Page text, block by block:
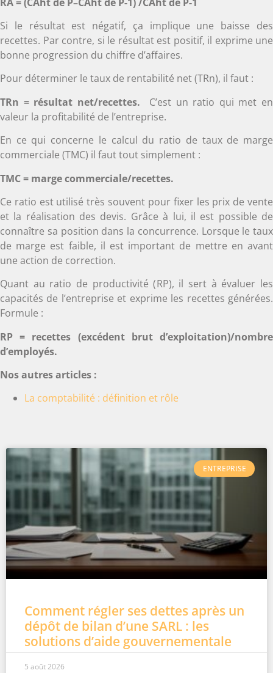
Si le résultat est négatif, ça implique une baisse des
recettes. Par contre, si le résultat est positif, il exprime une
bonne progression du chiffre d’affaires.
Pour déterminer le taux de rentabilité net (TRn), il faut :
TRn = résultat net/recettes.
C’est un ratio qui met en
valeur la profitabilité de l’entreprise.
En ce qui concerne le calcul du ratio de taux de marge
commerciale (TMC) il faut tout simplement :
TMC = marge commerciale/recettes.
Ce ratio est utilisé très souvent pour fixer les prix de vente
et la réalisation des devis. Grâce à lui, il est possible de
connaître sa position dans la concurrence. Lorsque le taux
de marge est faible, il est important de mettre en avant
une action de correction.
Quant au ratio de productivité (RP), il sert à évaluer les
capacités de l’entreprise et exprime les recettes générées.
Formule :
RP = recettes (excédent brut d’exploitation)/nombre
d’employés.
Nos autres articles :
La comptabilité : définition et rôle
ENTREPRISE
Comment régler ses dettes après un
dépôt de bilan d’une SARL : les
solutions d’aide gouvernementale
5 août 2026